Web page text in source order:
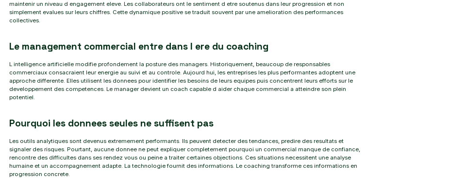
maintenir un niveau d engagement eleve. Les collaborateurs ont le sentiment d etre soutenus dans leur progression et non
simplement evalues sur leurs chiffres. Cette dynamique positive se traduit souvent par une amelioration des performances
collectives.
Le management commercial entre dans l ere du coaching
L intelligence artificielle modifie profondement la posture des managers. Historiquement, beaucoup de responsables
commerciaux consacraient leur energie au suivi et au controle. Aujourd hui, les entreprises les plus performantes adoptent une
approche differente. Elles utilisent les donnees pour identifier les besoins de leurs equipes puis concentrent leurs efforts sur le
developpement des competences. Le manager devient un coach capable d aider chaque commercial a atteindre son plein
potentiel.
Pourquoi les donnees seules ne suffisent pas
Les outils analytiques sont devenus extremement performants. Ils peuvent detecter des tendances, predire des resultats et
signaler des risques. Pourtant, aucune donnee ne peut expliquer completement pourquoi un commercial manque de confiance,
rencontre des difficultes dans ses rendez vous ou peine a traiter certaines objections. Ces situations necessitent une analyse
humaine et un accompagnement adapte. La technologie fournit des informations. Le coaching transforme ces informations en
progression concrete.